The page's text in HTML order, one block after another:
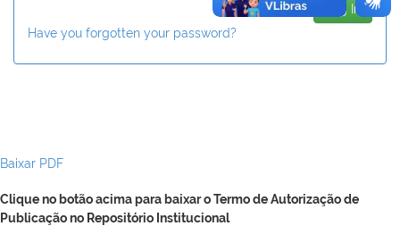
Have you forgotten your password?
Baixar PDF
Clique no botão acima para baixar o Termo de Autorização de
Publicação no Repositório Institucional